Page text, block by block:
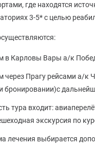
где находятся
3-5* с целью
в Карловы Вары а/к
через Прагу рейсами а/к
бронировании)с
тура входит:
экскурсия по
лечения выбирается